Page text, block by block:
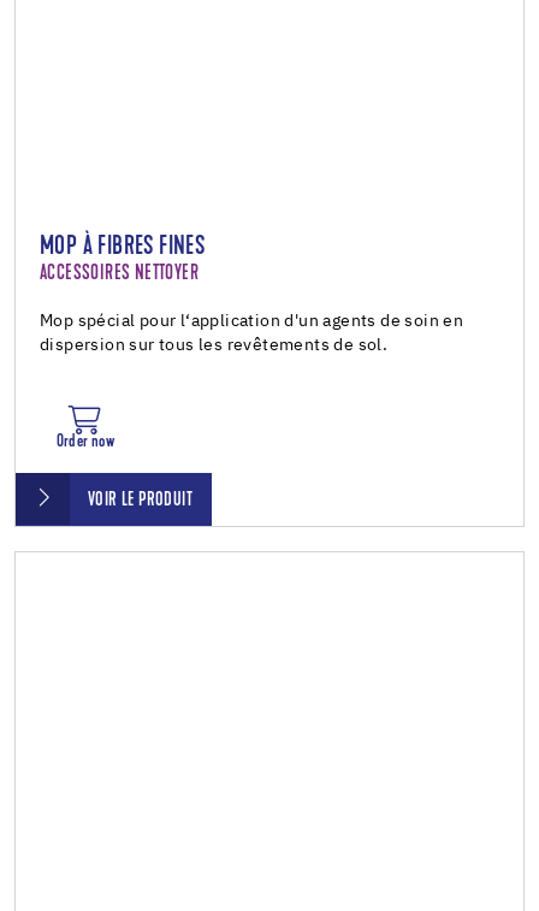
MOP À FIBRES FINES
ACCESSOIRES NETTOYER
Mop spécial pour l‘application d'un agents de soin en
dispersion sur tous les revêtements de sol.
Order now
VOIR LE PRODUIT